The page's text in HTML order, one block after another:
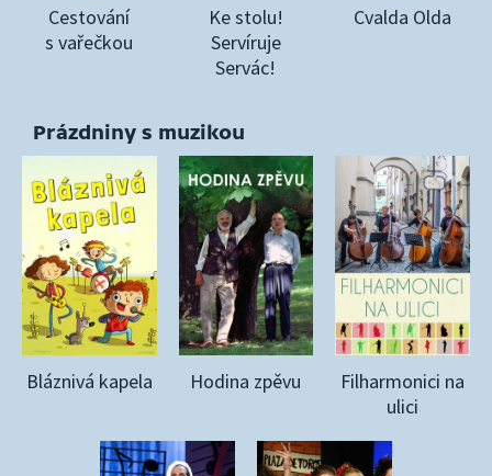
Cestování
s vařečkou
Ke stolu!
Servíruje
Servác!
Cvalda Olda
Prázdniny s muzikou
Bláznivá kapela Hodina zpěvu
Filharmonici na
ulici